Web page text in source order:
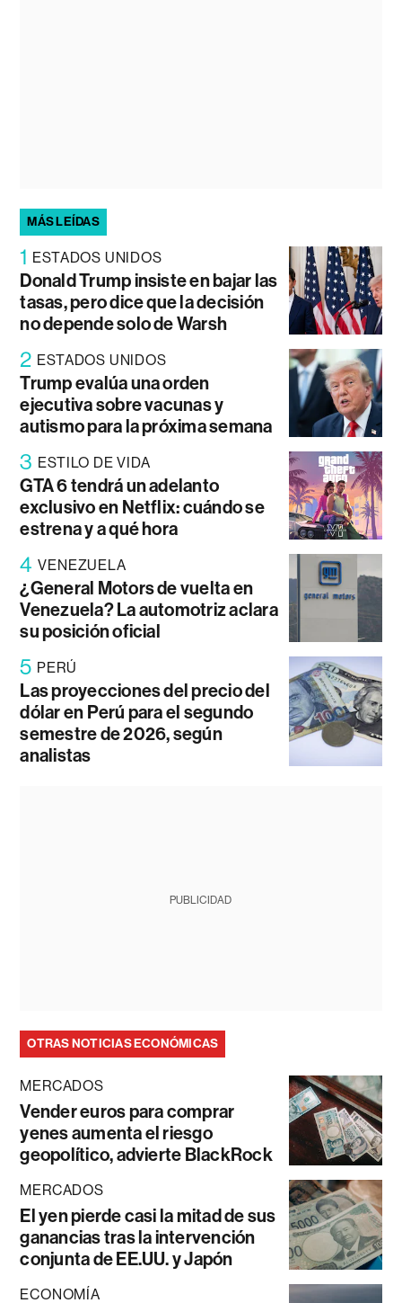
MÁS LEÍDAS
1 ESTADOS UNIDOS
Donald Trump insiste en bajar las
tasas, pero dice que la decisión
no depende solo de Warsh
2 ESTADOS UNIDOS
Trump evalúa una orden
ejecutiva sobre vacunas y
autismo para la próxima semana
3 ESTILO DE VIDA
GTA 6 tendrá un adelanto
exclusivo en Netflix: cuándo se
estrena y a qué hora
4 VENEZUELA
¿General Motors de vuelta en
Venezuela? La automotriz aclara
su posición oficial
5 PERÚ
Las proyecciones del precio del
dólar en Perú para el segundo
semestre de 2026, según
analistas
PUBLICIDAD
OTRAS NOTICIAS ECONÓMICAS
MERCADOS
Vender euros para comprar
yenes aumenta el riesgo
geopolítico, advierte BlackRock
MERCADOS
El yen pierde casi la mitad de sus
ganancias tras la intervención
conjunta de EE.UU. y Japón
ECONOMÍA